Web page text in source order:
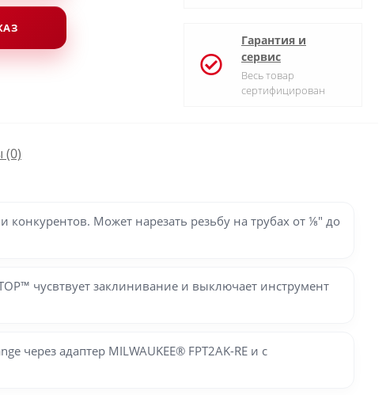
Гарантия и
сервис
Весь товар
сертифицирован
(0)
Может нарезать резьбу на трубах от ⅛″ до
чусвтвует заклинивание и выключает инструмент
через адаптер MILWAUKEE® FPT2AK-RE и с